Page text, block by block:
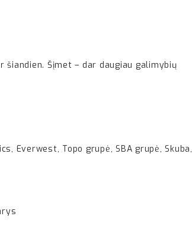
Šįmet – dar daugiau galimybių
Everwest, Topo grupė, SBA grupė, Skuba,